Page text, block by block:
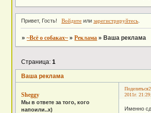
Реклама
разделе,
Привет, Гость! Войдитеили зарегистрируйтесь.
»~Всё о собаках~ »Реклама »Ваша реклама
Ваша реклама
Страница:1
Поделиться
2011г.
Sheggy
Мы в ответе за того, кого
напоили..х)
Именно